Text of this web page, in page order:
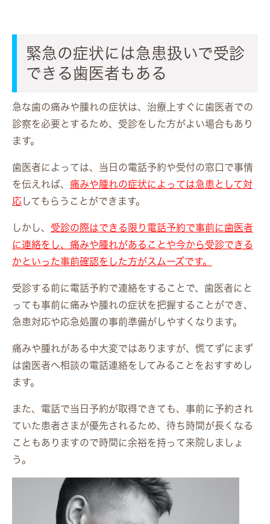
緊急の症状には急患扱いで受診
できる歯医者もある
急な歯の痛みや腫れの症状は、治療上すぐに歯医者での
診察を必要とするため、受診をした方がよい場合もあり
ます。
歯医者によっては、当日の電話予約や受付の窓口で事情
を伝えれば、 痛みや腫れの症状によっては急患として対
応してもらうことができます。
しかし、 受診の際はできる限り電話予約で事前に歯医者
に連絡をし、痛みや腫れがあることや今から受診できる
かといった事前確認をした方がスムーズです。
受診する前に電話予約で連絡をすることで、歯医者にと
っても事前に痛みや腫れの症状を把握することができ、
急患対応や応急処置の事前準備がしやすくなります。
痛みや腫れがある中大変ではありますが、慌てずにまず
は歯医者へ相談の電話連絡をしてみることをおすすめし
ます。
また、電話で当日予約が取得できても、事前に予約され
ていた患者さまが優先されるため、待ち時間が長くなる
こともありますので時間に余裕を持って来院しましょ
う。